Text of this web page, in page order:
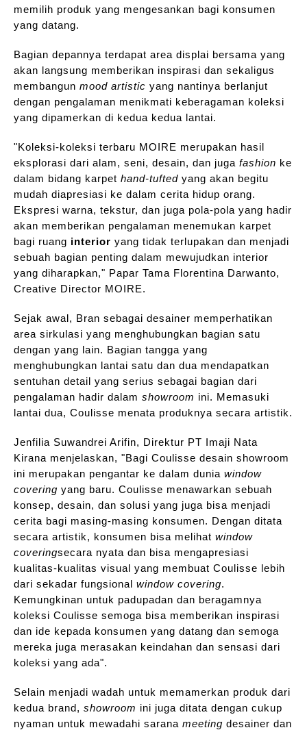
memilih produk yang mengesankan bagi konsumen
yang datang.
Bagian depannya terdapat area displai bersama yang
akan langsung memberikan inspirasi dan sekaligus
membangun mood artistic yang nantinya berlanjut
dengan pengalaman menikmati keberagaman koleksi
yang dipamerkan di kedua kedua lantai.
"Koleksi-koleksi terbaru MOIRE merupakan hasil
eksplorasi dari alam, seni, desain, dan juga fashion ke
dalam bidang karpet hand-tufted yang akan begitu
mudah diapresiasi ke dalam cerita hidup orang.
Ekspresi warna, tekstur, dan juga pola-pola yang hadir
akan memberikan pengalaman menemukan karpet
bagi ruang interior yang tidak terlupakan dan menjadi
sebuah bagian penting dalam mewujudkan interior
yang diharapkan," Papar Tama Florentina Darwanto,
Creative Director MOIRE.
Sejak awal, Bran sebagai desainer memperhatikan
area sirkulasi yang menghubungkan bagian satu
dengan yang lain. Bagian tangga yang
menghubungkan lantai satu dan dua mendapatkan
sentuhan detail yang serius sebagai bagian dari
pengalaman hadir dalam showroom ini. Memasuki
lantai dua, Coulisse menata produknya secara artistik.
Jenfilia Suwandrei Arifin, Direktur PT Imaji Nata
Kirana menjelaskan, "Bagi Coulisse desain showroom
ini merupakan pengantar ke dalam dunia window
covering yang baru. Coulisse menawarkan sebuah
konsep, desain, dan solusi yang juga bisa menjadi
cerita bagi masing-masing konsumen. Dengan ditata
secara artistik, konsumen bisa melihat window
coveringsecara nyata dan bisa mengapresiasi
kualitas-kualitas visual yang membuat Coulisse lebih
dari sekadar fungsional window covering.
Kemungkinan untuk padupadan dan beragamnya
koleksi Coulisse semoga bisa memberikan inspirasi
dan ide kepada konsumen yang datang dan semoga
mereka juga merasakan keindahan dan sensasi dari
koleksi yang ada".
Selain menjadi wadah untuk memamerkan produk dari
kedua brand, showroom ini juga ditata dengan cukup
nyaman untuk mewadahi sarana meeting desainer dan